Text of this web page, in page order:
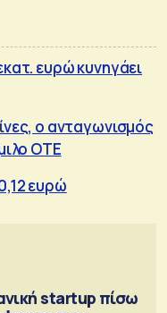
ευρώ κυνηγάει
ο ανταγωνισμός
ΟΤΕ
ευρώ
startup πίσω